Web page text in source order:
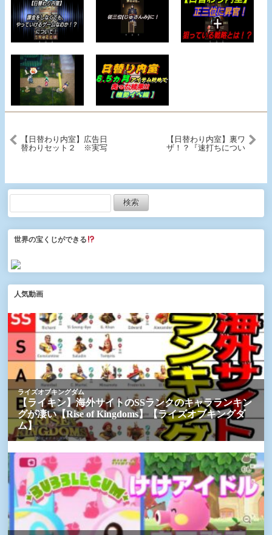
【日替わり内室】広告日
替わりセット２ ※実写
【日替わり内室】裏ワ
ザ！？『速打ちについ
世界の宝くじができる
人気動画